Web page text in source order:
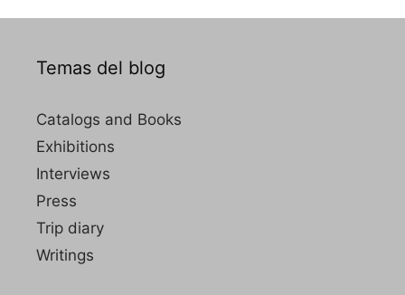
Temas del blog
Catalogs and Books
Exhibitions
Interviews
Press
Trip diary
Writings